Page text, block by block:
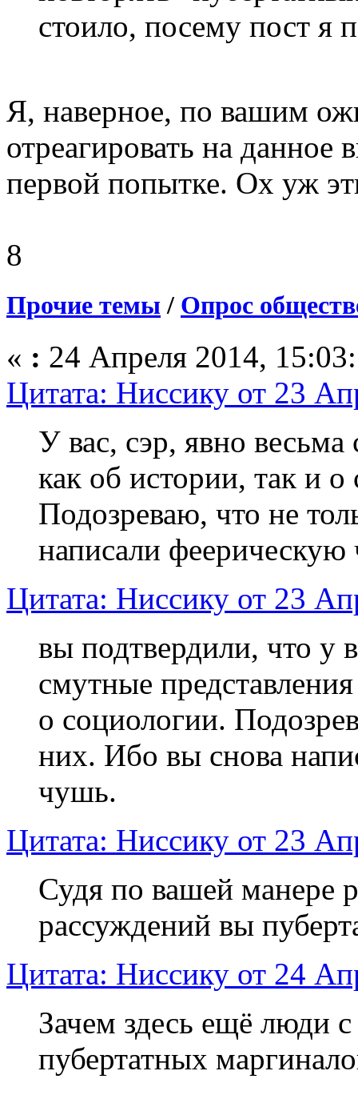
стоило, посему пост я
Я, наверное, по вашим
отреагировать на
первой попытке. Ох уж
8
Прочие темы/ Опрос
« : 24 Апреля 2014,
Цитата: Ниссику от 23
У вас, сэр, явно
как об истории, так и о
Подозреваю, что не
написали
Цитата: Ниссику от 23
вы подтвердили, что у
смутные
о социологии.
них. Ибо вы снова
чушь.
Цитата: Ниссику от 23
Судя по вашей манере
рассуждений вы
Цитата: Ниссику от 24
Зачем здесь ещё люди
пубертатных